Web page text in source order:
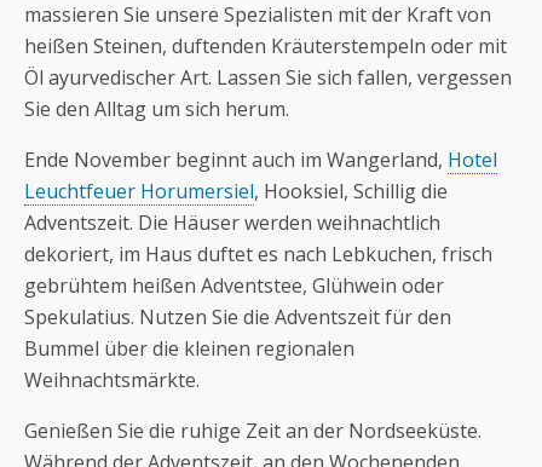
massieren Sie unsere Spezialisten mit der Kraft von
heißen Steinen, duftenden Kräuterstempeln oder mit
Öl ayurvedischer Art. Lassen Sie sich fallen, vergessen
Sie den Alltag um sich herum.
Ende November beginnt auch im Wangerland, Hotel
Leuchtfeuer Horumersiel, Hooksiel, Schillig die
Adventszeit. Die Häuser werden weihnachtlich
dekoriert, im Haus duftet es nach Lebkuchen, frisch
gebrühtem heißen Adventstee, Glühwein oder
Spekulatius. Nutzen Sie die Adventszeit für den
Bummel über die kleinen regionalen
Weihnachtsmärkte.
Genießen Sie die ruhige Zeit an der Nordseeküste.